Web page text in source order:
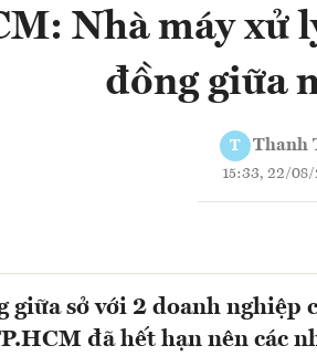
Nhà máy xử
đồng giữa
T Thanh
15:33, 22/08/
giữa sở với 2 doanh nghiệp
đã hết hạn nên các